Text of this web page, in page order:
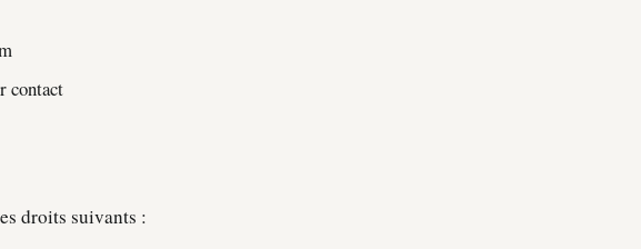
contact
droits suivants :